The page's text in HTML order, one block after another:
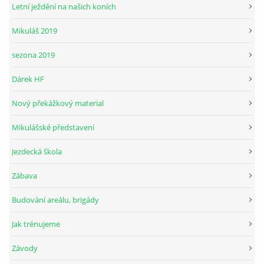
Letní ježdění na našich koních
Mikuláš 2019
sezona 2019
Dárek HF
Nový překážkový material
Mikulášské představení
Jezdecká škola
Zábava
Budování areálu, brigády
Jak trénujeme
Závody